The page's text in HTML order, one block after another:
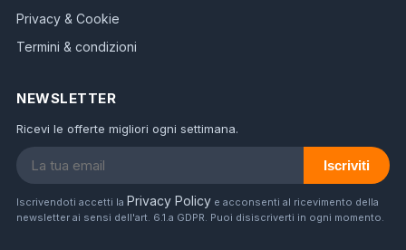
Privacy & Cookie
Termini & condizioni
NEWSLETTER
Ricevi le offerte migliori ogni settimana.
Iscriviti
Iscrivendoti accetti la Privacy Policy e acconsenti al ricevimento della
newsletter ai sensi dell'art. 6.1.a GDPR. Puoi disiscriverti in ogni momento.